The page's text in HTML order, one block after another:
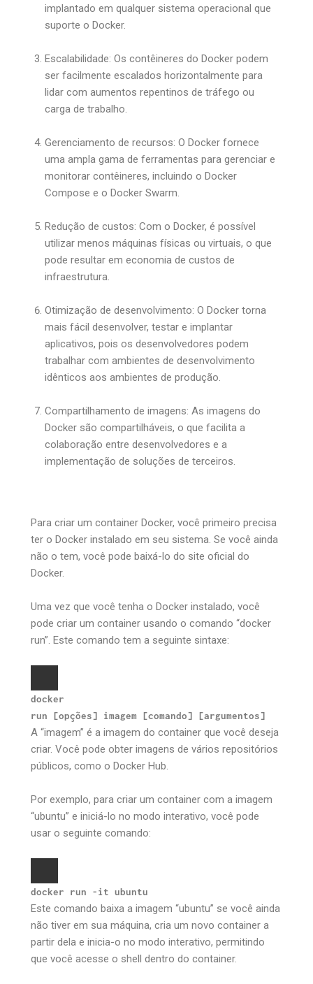
implantado em qualquer sistema operacional que
suporte o Docker.
Escalabilidade: Os contêineres do Docker podem
ser facilmente escalados horizontalmente para
lidar com aumentos repentinos de tráfego ou
carga de trabalho.
Gerenciamento de recursos: O Docker fornece
uma ampla gama de ferramentas para gerenciar e
monitorar contêineres, incluindo o Docker
Compose e o Docker Swarm.
Redução de custos: Com o Docker, é possível
utilizar menos máquinas físicas ou virtuais, o que
pode resultar em economia de custos de
infraestrutura.
Otimização de desenvolvimento: O Docker torna
mais fácil desenvolver, testar e implantar
aplicativos, pois os desenvolvedores podem
trabalhar com ambientes de desenvolvimento
idênticos aos ambientes de produção.
Compartilhamento de imagens: As imagens do
Docker são compartilháveis, o que facilita a
colaboração entre desenvolvedores e a
implementação de soluções de terceiros.
Para criar um container Docker, você primeiro precisa
ter o Docker instalado em seu sistema. Se você ainda
não o tem, você pode baixá-lo do site oficial do
Docker.
Uma vez que você tenha o Docker instalado, você
pode criar um container usando o comando “docker
run”. Este comando tem a seguinte sintaxe:
docker
run [opções] imagem [comando] [argumentos]
A “imagem” é a imagem do container que você deseja
criar. Você pode obter imagens de vários repositórios
públicos, como o Docker Hub.
Por exemplo, para criar um container com a imagem
“ubuntu” e iniciá-lo no modo interativo, você pode
usar o seguinte comando:
docker run -it ubuntu
Este comando baixa a imagem “ubuntu” se você ainda
não tiver em sua máquina, cria um novo container a
partir dela e inicia-o no modo interativo, permitindo
que você acesse o shell dentro do container.